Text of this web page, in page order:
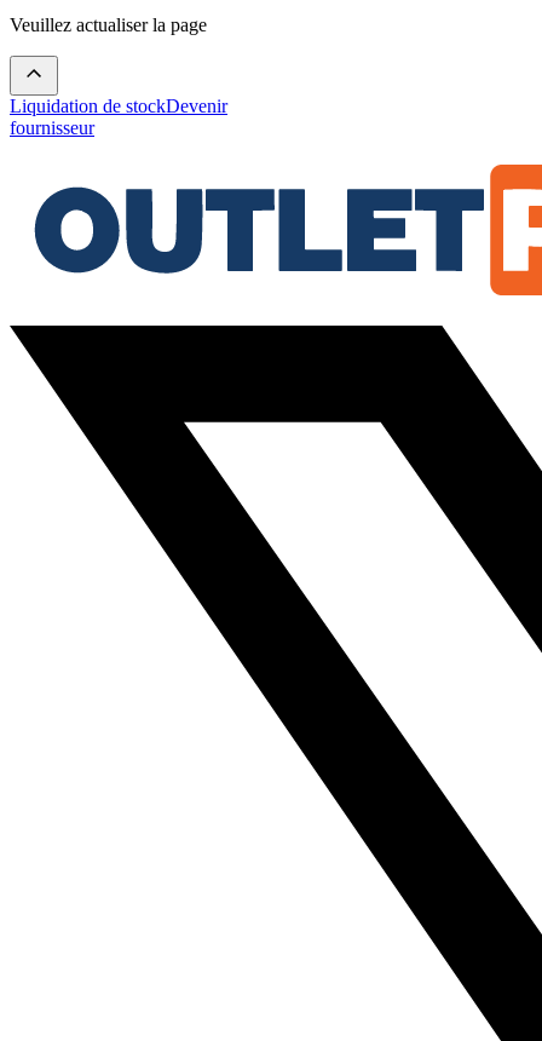
Veuillez actualiser la page
Liquidation de stockDevenir
fournisseur